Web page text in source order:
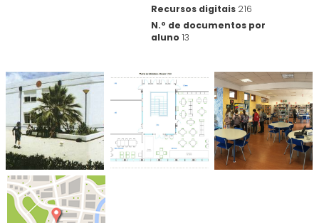
Recursos digitais 216
N.º de documentos por
aluno 13